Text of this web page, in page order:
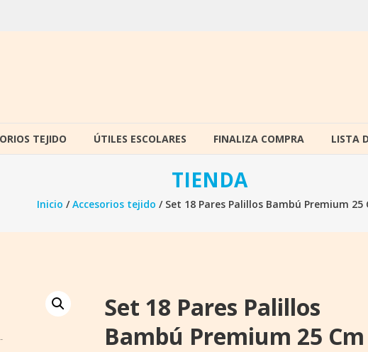
TEJIDO ÚTILES ESCOLARES FINALIZA COMPRA LISTA
TIENDA
Inicio /Accesorios tejido / Set 18 Pares Palillos Bambú Premium 25
Set 18 Pares Palillos
Bambú Premium 25 Cm